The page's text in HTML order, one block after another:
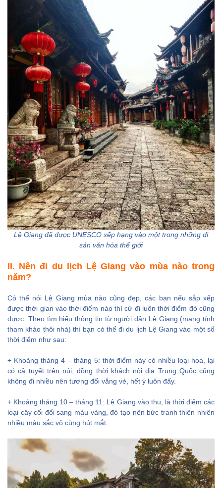
Lệ Giang đã được UNESCO xếp hạng vào một trong những di
sản văn hóa thế giới
II. Nên đi du lịch Lệ Giang vào mùa nào trong
năm?
Có thể nói Lệ Giang mùa nào cũng đẹp, các bạn nếu sắp xếp
được thời gian vào thời điểm nào thì cứ đi luôn thời điểm đó cũng
được. Theo tìm hiểu thông tin từ người dân Lệ Giang (mang tính
tham khảo thôi nhà) thì bạn có thể đi du lịch Lệ Giang vào một số
thời điểm như sau:
+ Khoảng tháng 4 – tháng 5: thời điểm này có nhiều loại hoa, lại
có cả tuyết trên núi, đồng thời khách nội địa Trung Quốc cũng
không đi nhiều nên tương đối vắng vẻ, hết ý luôn đấy.
+ Khoảng tháng 10 – tháng 11: Lệ Giang vào thu, là thời điểm các
loại cây cối đổi sang màu vàng, đỏ tạo nên bức tranh thiên nhiên
nhiều màu sắc vô cùng hút mắt.